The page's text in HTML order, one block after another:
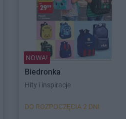
NOWA!
Biedronka
Hity i inspiracje
DO ROZPOCZĘCIA 2 DNI